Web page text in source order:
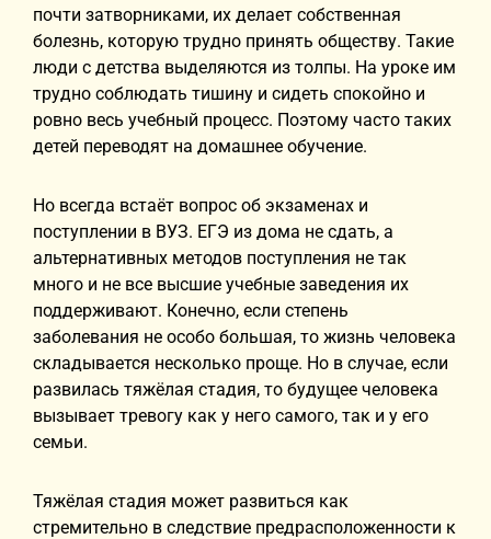
почти затворниками, их делает собственная
болезнь, которую трудно принять обществу. Такие
люди с детства выделяются из толпы. На уроке им
трудно соблюдать тишину и сидеть спокойно и
ровно весь учебный процесс. Поэтому часто таких
детей переводят на домашнее обучение.
Но всегда встаёт вопрос об экзаменах и
поступлении в ВУЗ. ЕГЭ из дома не сдать, а
альтернативных методов поступления не так
много и не все высшие учебные заведения их
поддерживают. Конечно, если степень
заболевания не особо большая, то жизнь человека
складывается несколько проще. Но в случае, если
развилась тяжёлая стадия, то будущее человека
вызывает тревогу как у него самого, так и у его
семьи.
Тяжёлая стадия может развиться как
стремительно в следствие предрасположенности к